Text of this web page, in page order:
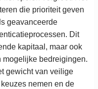
die prioriteit geven
geavanceerde
Dit
kapitaal, maar ook
bedreigingen.
gewicht van veilige
nemen en de